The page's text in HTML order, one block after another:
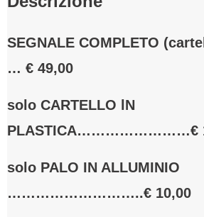
SEGNALE COMPLETO
… € 49,00
solo CARTELLO lN
PLASTICA……………………€
solo PALO IN ALLUMINIO
………………………..€ 10,00